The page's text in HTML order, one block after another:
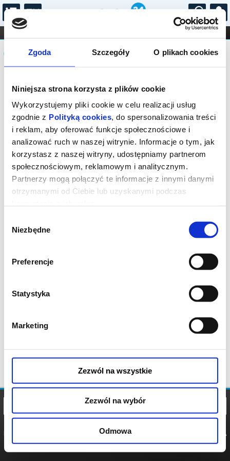
Zgoda Szczegóły O plikach cookies
Niniejsza strona korzysta z plików cookie
Wykorzystujemy pliki cookie w celu realizacji usług
zgodnie z Polityką cookies, do spersonalizowania treści
i reklam, aby oferować funkcje społecznościowe i
analizować ruch w naszej witrynie. Informacje o tym, jak
korzystasz z naszej witryny, udostępniamy partnerom
społecznościowym, reklamowym i analitycznym.
Partnerzy mogą połączyć te informacje z innymi danymi
otrzymanymi od Ciebie lub uzyskanymi podczas
zgody
Niezbędne
Preferencje
Statystyka
Marketing
Zezwól na wszystkie
Zezwól na wybór
Odmowa
...
FILHARMONIA OPERA I BALET
STAND-UP
DLA DZIECI
Komunikat
Sprzedaż biletów on-line na wydarzenie
została zakończona.
POLITYKA
POLITYKA